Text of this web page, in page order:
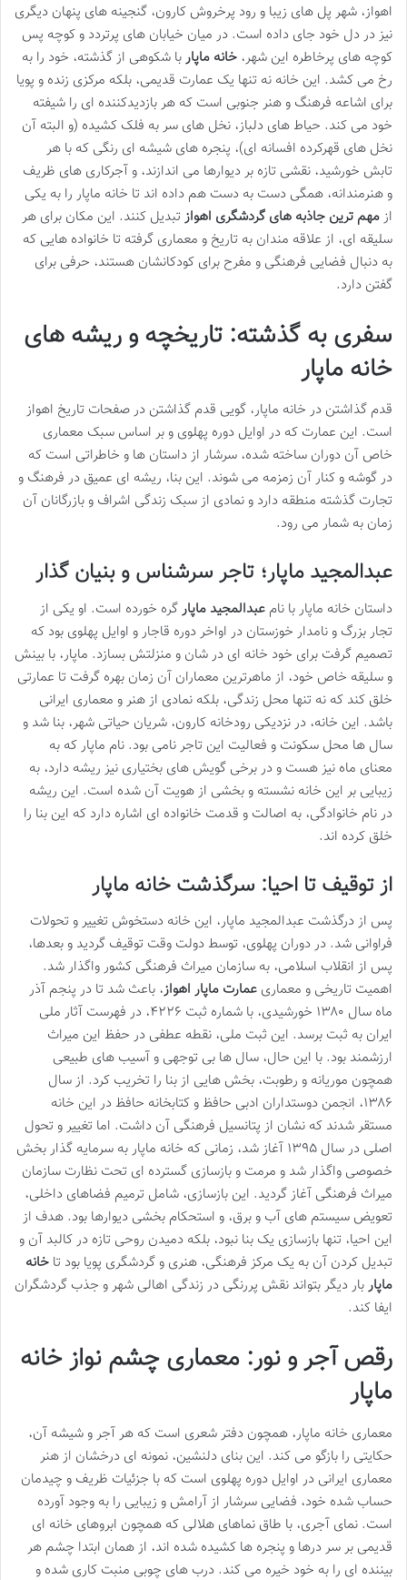
اهواز، شهر پل های زیبا و رود پرخروش کارون، گنجینه های پنهان دیگری
نیز در دل خود جای داده است. در میان خیابان های پرتردد و کوچه پس
کوچه های پرخاطره این شهر، خانه ماپار با شکوهی از گذشته، خود را به
رخ می کشد. این خانه نه تنها یک عمارت قدیمی، بلکه مرکزی زنده و پویا
برای اشاعه فرهنگ و هنر جنوبی است که هر بازدیدکننده ای را شیفته
خود می کند. حیاط های دلباز، نخل های سر به فلک کشیده (و البته آن
نخل های قهرکرده افسانه ای)، پنجره های شیشه ای رنگی که با هر
تابش خورشید، نقشی تازه بر دیوارها می اندازند، و آجرکاری های ظریف
و هنرمندانه، همگی دست به دست هم داده اند تا خانه ماپار را به یکی
از مهم ترین جاذبه های گردشگری اهواز تبدیل کنند. این مکان برای هر
سلیقه ای، از علاقه مندان به تاریخ و معماری گرفته تا خانواده هایی که
به دنبال فضایی فرهنگی و مفرح برای کودکانشان هستند، حرفی برای
گفتن دارد.
سفری به گذشته: تاریخچه و ریشه های
خانه ماپار
قدم گذاشتن در خانه ماپار، گویی قدم گذاشتن در صفحات تاریخ اهواز
است. این عمارت که در اوایل دوره پهلوی و بر اساس سبک معماری
خاص آن دوران ساخته شده، سرشار از داستان ها و خاطراتی است که
در گوشه و کنار آن زمزمه می شوند. این بنا، ریشه ای عمیق در فرهنگ و
تجارت گذشته منطقه دارد و نمادی از سبک زندگی اشراف و بازرگانان آن
زمان به شمار می رود.
عبدالمجید ماپار؛ تاجر سرشناس و بنیان گذار
داستان خانه ماپار با نام عبدالمجید ماپار گره خورده است. او یکی از
تجار بزرگ و نامدار خوزستان در اواخر دوره قاجار و اوایل پهلوی بود که
تصمیم گرفت برای خود خانه ای در شان و منزلتش بسازد. ماپار، با بینش
و سلیقه خاص خود، از ماهرترین معماران آن زمان بهره گرفت تا عمارتی
خلق کند که نه تنها محل زندگی، بلکه نمادی از هنر و معماری ایرانی
باشد. این خانه، در نزدیکی رودخانه کارون، شریان حیاتی شهر، بنا شد و
سال ها محل سکونت و فعالیت این تاجر نامی بود. نام ماپار که به
معنای ماه نیز هست و در برخی گویش های بختیاری نیز ریشه دارد، به
زیبایی بر این خانه نشسته و بخشی از هویت آن شده است. این ریشه
در نام خانوادگی، به اصالت و قدمت خانواده ای اشاره دارد که این بنا را
خلق کرده اند.
از توقیف تا احیا: سرگذشت خانه ماپار
پس از درگذشت عبدالمجید ماپار، این خانه دستخوش تغییر و تحولات
فراوانی شد. در دوران پهلوی، توسط دولت وقت توقیف گردید و بعدها،
پس از انقلاب اسلامی، به سازمان میراث فرهنگی کشور واگذار شد.
اهمیت تاریخی و معماری عمارت ماپار اهواز، باعث شد تا در پنجم آذر
ماه سال ۱۳۸۰ خورشیدی، با شماره ثبت ۴۲۲۶، در فهرست آثار ملی
ایران به ثبت برسد. این ثبت ملی، نقطه عطفی در حفظ این میراث
ارزشمند بود. با این حال، سال ها بی توجهی و آسیب های طبیعی
همچون موریانه و رطوبت، بخش هایی از بنا را تخریب کرد. از سال
۱۳۸۶، انجمن دوستداران ادبی حافظ و کتابخانه حافظ در این خانه
مستقر شدند که نشان از پتانسیل فرهنگی آن داشت. اما تغییر و تحول
اصلی در سال ۱۳۹۵ آغاز شد، زمانی که خانه ماپار به سرمایه گذار بخش
خصوصی واگذار شد و مرمت و بازسازی گسترده ای تحت نظارت سازمان
میراث فرهنگی آغاز گردید. این بازسازی، شامل ترمیم فضاهای داخلی،
تعویض سیستم های آب و برق، و استحکام بخشی دیوارها بود. هدف از
این احیا، تنها بازسازی یک بنا نبود، بلکه دمیدن روحی تازه در کالبد آن و
تبدیل کردن آن به یک مرکز فرهنگی، هنری و گردشگری پویا بود تا خانه
ماپاربار دیگر بتواند نقش پررنگی در زندگی اهالی شهر و جذب گردشگران
ایفا کند.
رقص آجر و نور: معماری چشم نواز خانه
ماپار
معماری خانه ماپار، همچون دفتر شعری است که هر آجر و شیشه آن،
حکایتی را بازگو می کند. این بنای دلنشین، نمونه ای درخشان از هنر
معماری ایرانی در اوایل دوره پهلوی است که با جزئیات ظریف و چیدمان
حساب شده خود، فضایی سرشار از آرامش و زیبایی را به وجود آورده
است. نمای آجری، با طاق نماهای هلالی که همچون ابروهای خانه ای
قدیمی بر سر درها و پنجره ها کشیده شده اند، از همان ابتدا چشم هر
بیننده ای را به خود خیره می کند. درب های چوبی منبت کاری شده و